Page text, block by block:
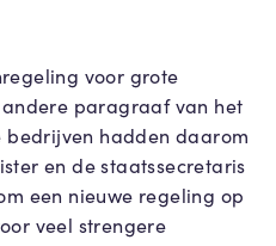
voor grote
paragraaf van het
bedrijven hadden daarom
en de staatssecretaris
een nieuwe regeling op
veel strengere